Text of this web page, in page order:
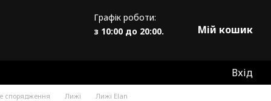
Графік роботи:
з 10:00 до 20:00.
Мій кошик
Вхід
спорядження Лижі
Лижі Elan